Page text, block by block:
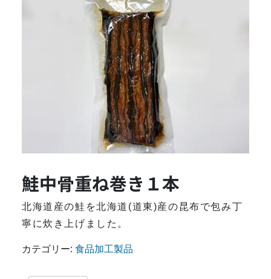
鮭中骨重ね巻き１本
北海道産の鮭を北海道(道東)産の昆布で包み丁
寧に炊き上げました。
カテゴリー: 食品加工製品